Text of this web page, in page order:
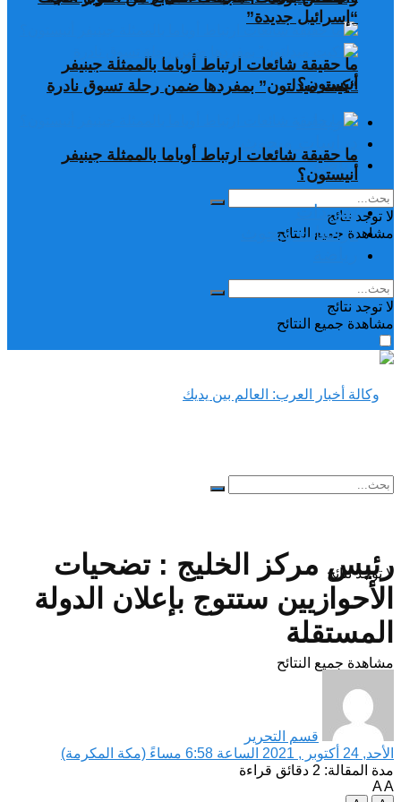
ما حقيقة شائعات ارتباط أوباما بالممثلة جينيفر
أنيستون؟
تغريدات
دراسات وبحوث
رياضة
لا توجد نتائج
مشاهدة جميع النتائح
“إسرائيل جديدة”
“كيت ميدلتون” بمفردها ضمن رحلة تسوق نادرة
ما حقيقة شائعات ارتباط أوباما بالممثلة جينيفر
أنيستون؟
تغريدات
دراسات وبحوث
لا توجد نتائج
مشاهدة جميع النتائح
لا توجد نتائج
مشاهدة جميع النتائح
رئيس مركز الخليج : تضحيات
الأحوازيين ستتوج بإعلان الدولة
المستقلة
قسم التحرير
الأحد, 24 أكتوبر , 2021 الساعة 6:58 مساءً (مكة المكرمة)
مدة المقالة: 2 دقائق قراءة
AA